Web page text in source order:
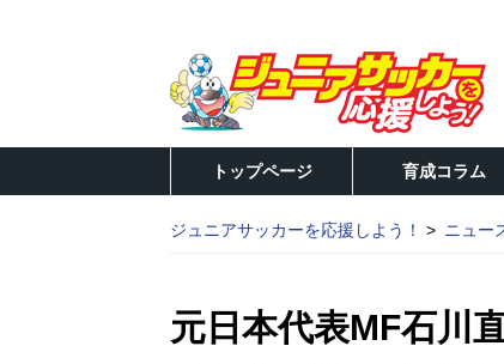
トップページ 育成コラム
ジュニアサッカーを応援しよう！ ニュー
元日本代表MF石川